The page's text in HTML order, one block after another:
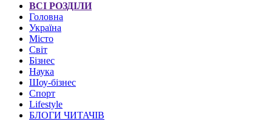
ВСІ РОЗДІЛИ
Головна
Україна
Місто
Світ
Бізнес
Наука
Шоу-бізнес
Спорт
Lifestyle
БЛОГИ ЧИТАЧІВ